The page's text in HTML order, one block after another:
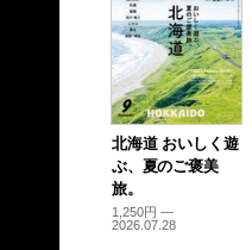
北海道 おいしく遊
ぶ、夏のご褒美
旅。
1,250円 —
2026.07.28